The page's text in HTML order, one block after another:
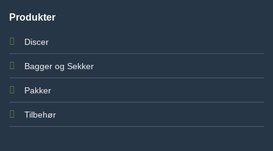
Produkter
Discer
Bagger og Sekker
Pakker
Tilbehør